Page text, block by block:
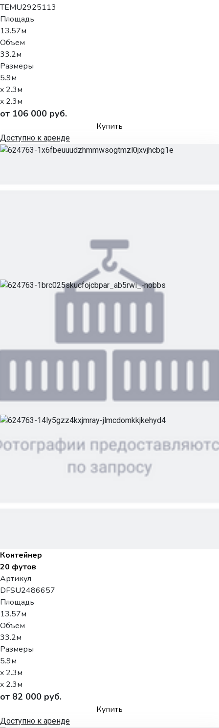
TEMU2925113
Площадь
13.57м
Объем
33.2м
Размеры
5.9м
x 2.3м
x 2.3м
от 106 000 руб.
Купить
Доступно к аренде
Контейнер
20 футов
Артикул
DFSU2486657
Площадь
13.57м
Объем
33.2м
Размеры
5.9м
x 2.3м
x 2.3м
от 82 000 руб.
Купить
Доступно к аренде